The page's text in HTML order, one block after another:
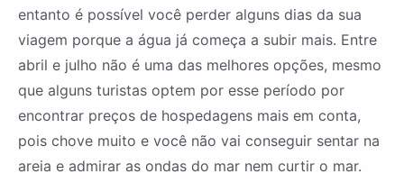
entanto é possível você perder alguns dias da sua
viagem porque a água já começa a subir mais. Entre
abril e julho não é uma das melhores opções, mesmo
que alguns turistas optem por esse período por
encontrar preços de hospedagens mais em conta,
pois chove muito e você não vai conseguir sentar na
areia e admirar as ondas do mar nem curtir o mar.